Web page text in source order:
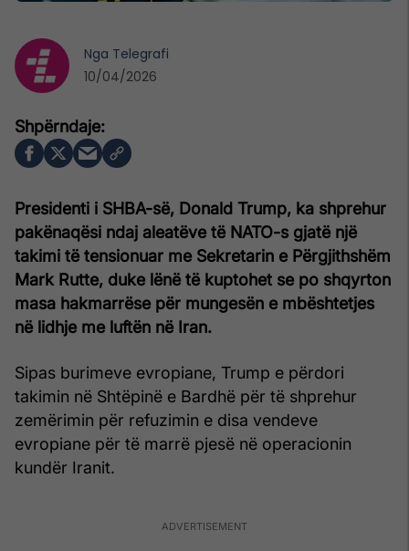
Presidenti i SHBA-së, Donald Trump, ka shprehur
pakënaqësi ndaj aleatëve të NATO-s gjatë një
takimi të tensionuar me Sekretarin e Përgjithshëm
Mark Rutte, duke lënë të kuptohet se po shqyrton
masa hakmarrëse për mungesën e mbështetjes
në lidhje me luftën në Iran.
Sipas burimeve evropiane, Trump e përdori
takimin në Shtëpinë e Bardhë për të shprehur
zemërimin për refuzimin e disa vendeve
evropiane për të marrë pjesë në operacionin
kundër Iranit.
Nga Telegrafi
10/04/2026